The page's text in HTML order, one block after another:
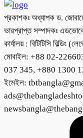
প্রকাশকঃ অধ্যাপক ড.
ভারপ্রাপ্ত সম্পাদকঃ
কার্যালয় : বিটিটিসি
মোবাইল: +88 02-
037 345, +880 1300
ইমেইল: